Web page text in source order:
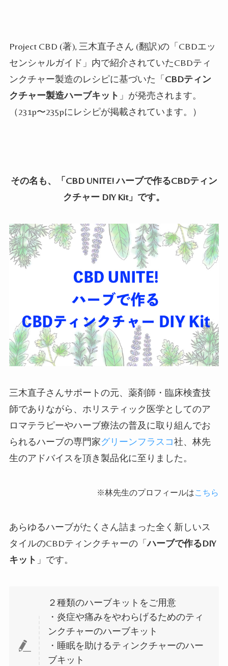
Project CBD (著), 三木直子さん (翻訳)の「CBDエッ
センシャルガイド」内で紹介されていたCBDティ
ンクチャー製造のレシピに基づいた「CBDティン
クチャー製造ハーブキット 」が発売されます。
（231p〜235pにレシピが掲載されています。）
その名も、「CBD UNITE! ハーブで作るCBDティン
クチャー DIY Kit」です。
三木直子さんサポートの元、薬剤師・臨床検査技
師でありながら、ホリスティック医学としてのア
ロマテラピーやハーブ療法の普及に取り組んでお
られるハーブの専門家グリーンフラスコ社、林先
生のアドバイスを頂き製品化に至りました。
※林先生のプロフィールはこちら
あらゆるハーブがたくさん詰まった全く新しいス
タイルのCBDティンクチャーの「ハーブで作るDIY
キット 」です。
２種類のハーブキットをご用意
・炎症や痛みをやわらげるためのティ
ンクチャーのハーブキット
・睡眠を助けるティンクチャーのハー
ブキット